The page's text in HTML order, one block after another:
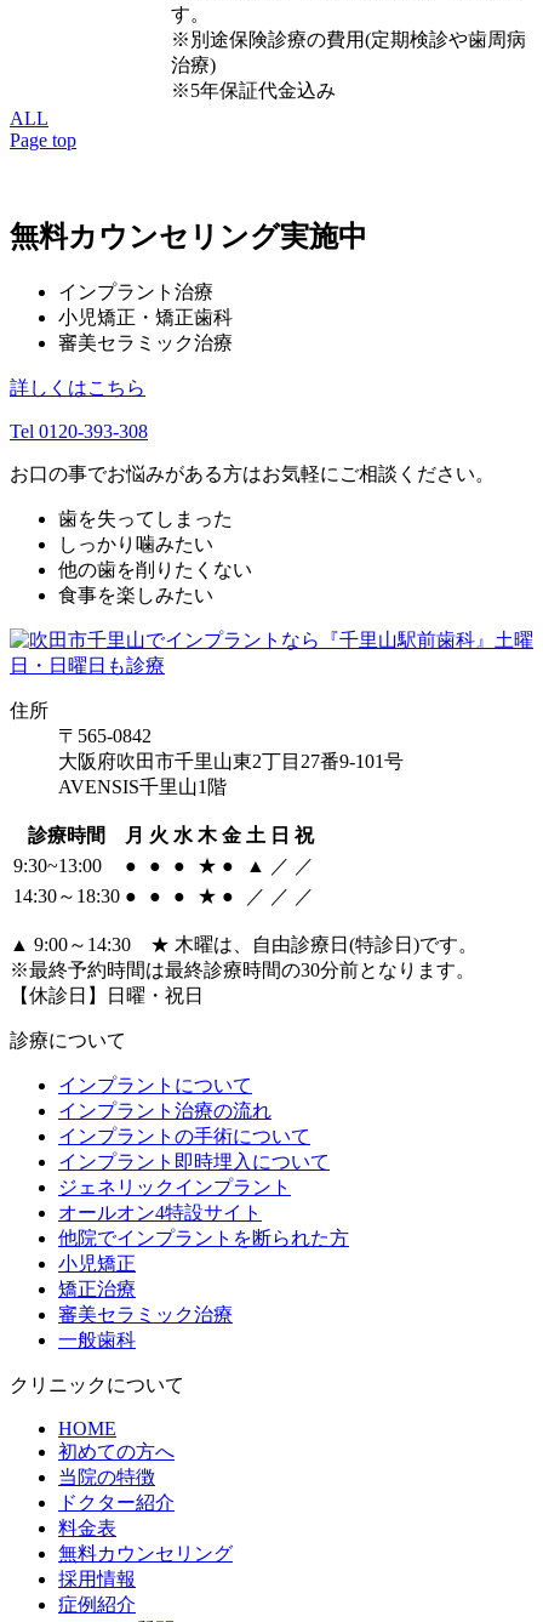
す。
※別途保険診療の費用(定期検診や歯周病
治療)
※5年保証代金込み
ALL
Page top
無料カウンセリング実施中
インプラント治療
小児矯正・矯正歯科
審美セラミック治療
詳しくはこちら
Tel 0120-393-308
お口の事でお悩みがある方はお気軽にご相談ください。
歯を失ってしまった
しっかり噛みたい
他の歯を削りたくない
食事を楽しみたい
住所
〒565-0842
大阪府吹田市千里山東2丁目27番9-101号
AVENSIS千里山1階
診療時間 月 火 水 木 金 土 日 祝
9:30~13:00
● ● ● ★ ● ▲ ／ ／
14:30～18:30 ● ● ● ★ ● ／ ／ ／
▲ 9:00～14:30 ★ 木曜は、自由診療日(特診日)です。
※最終予約時間は最終診療時間の30分前となります。
【休診日】日曜・祝日
診療について
インプラントについて
インプラント治療の流れ
インプラントの手術について
インプラント即時埋入について
ジェネリックインプラント
オールオン4特設サイト
他院でインプラントを断られた方
小児矯正
矯正治療
審美セラミック治療
一般歯科
クリニックについて
HOME
初めての方へ
当院の特徴
ドクター紹介
料金表
無料カウンセリング
採用情報
症例紹介